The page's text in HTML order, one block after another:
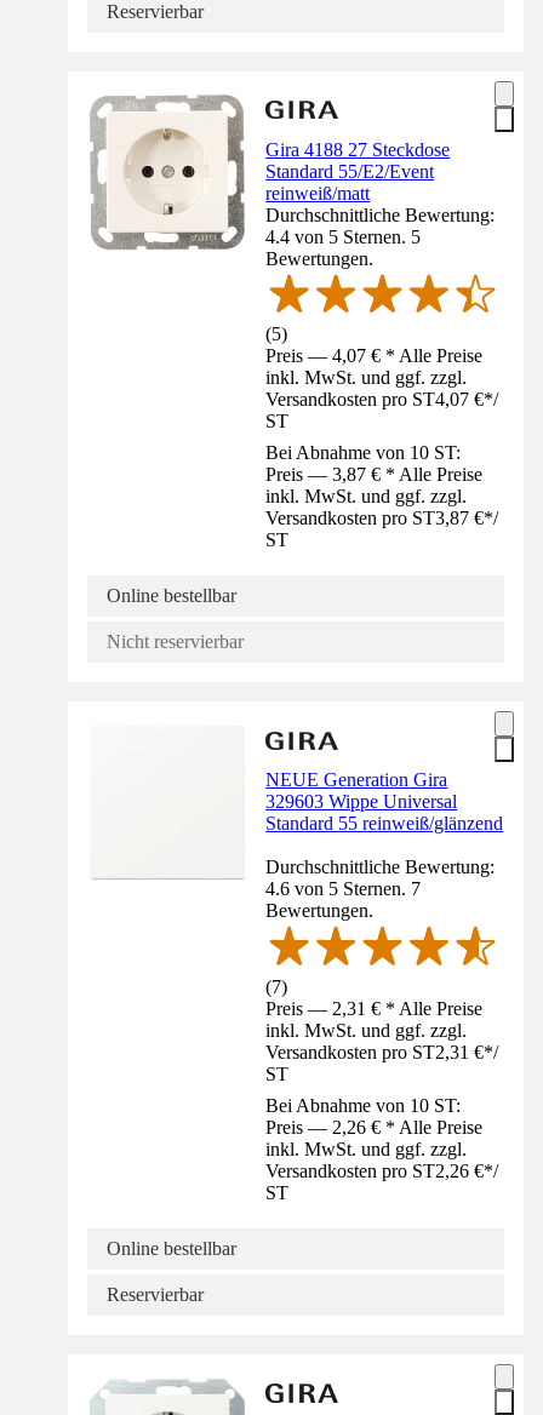
Reservierbar
Gira 4188 27 Steckdose
Standard 55/E2/Event
reinweiß/matt
Durchschnittliche Bewertung:
4.4 von 5 Sternen. 5
Bewertungen.
(5)
Preis — 4,07 € * Alle Preise
inkl. MwSt. und ggf. zzgl.
Versandkosten pro ST4,07 €*/
ST
Bei Abnahme von 10 ST:
Preis — 3,87 € * Alle Preise
inkl. MwSt. und ggf. zzgl.
Versandkosten pro ST3,87 €*/
ST
Online bestellbar
Nicht reservierbar
NEUE Generation Gira
329603 Wippe Universal
Standard 55 reinweiß/glänzend
Durchschnittliche Bewertung:
4.6 von 5 Sternen. 7
Bewertungen.
(7)
Preis — 2,31 € * Alle Preise
inkl. MwSt. und ggf. zzgl.
Versandkosten pro ST2,31 €*/
ST
Bei Abnahme von 10 ST:
Preis — 2,26 € * Alle Preise
inkl. MwSt. und ggf. zzgl.
Versandkosten pro ST2,26 €*/
ST
Online bestellbar
Reservierbar